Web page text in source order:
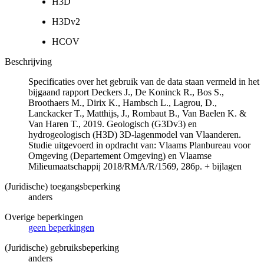
H3Dv2
HCOV
Beschrijving
Specificaties over het gebruik van de data staan vermeld in het
bijgaand rapport Deckers J., De Koninck R., Bos S.,
Broothaers M., Dirix K., Hambsch L., Lagrou, D.,
Lanckacker T., Matthijs, J., Rombaut B., Van Baelen K. &
Van Haren T., 2019. Geologisch (G3Dv3) en
hydrogeologisch (H3D) 3D-lagenmodel van Vlaanderen.
Studie uitgevoerd in opdracht van: Vlaams Planbureau voor
Omgeving (Departement Omgeving) en Vlaamse
Milieumaatschappij 2018/RMA/R/1569, 286p. + bijlagen
(Juridische) toegangsbeperking
anders
Overige beperkingen
geen beperkingen
(Juridische) gebruiksbeperking
anders